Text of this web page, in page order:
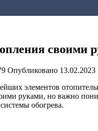
своими
Опубликовано 13.02.2023
элементов
руками, но важно
обогрева.